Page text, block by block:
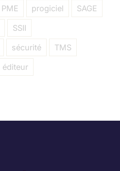
PME progiciel
SAGE
SSII
sécurité
TMS
éditeur